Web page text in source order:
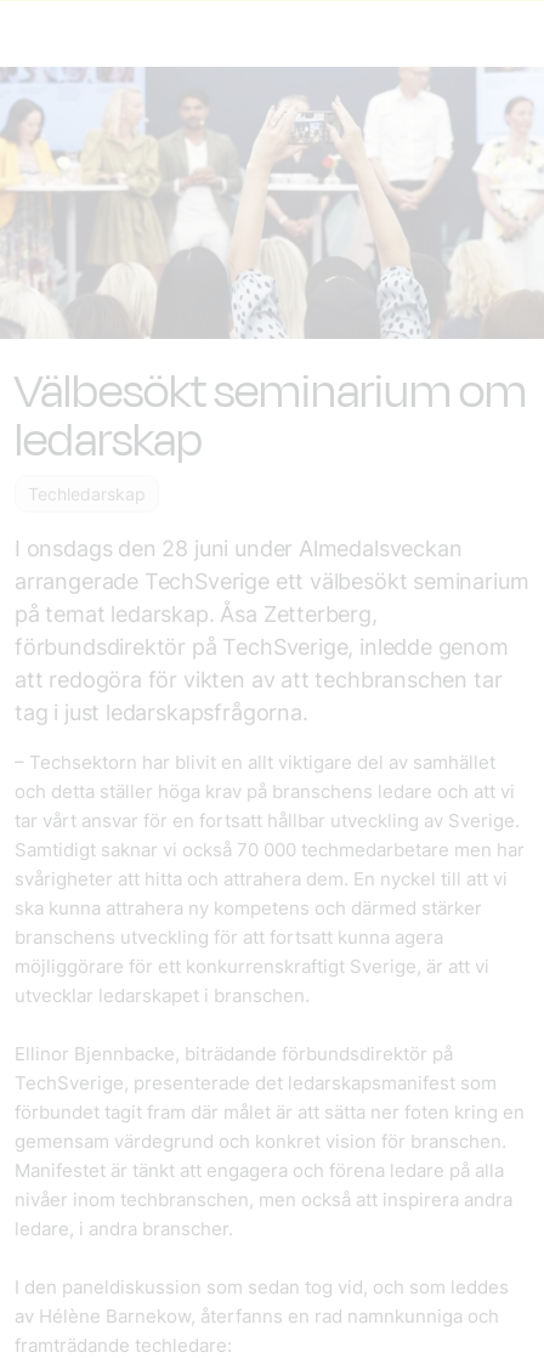
Välbesökt seminarium om
ledarskap
Techledarskap
I onsdags den 28 juni under Almedalsveckan
arrangerade TechSverige ett välbesökt seminarium
på temat ledarskap. Åsa Zetterberg,
förbundsdirektör på TechSverige, inledde genom
att redogöra för vikten av att techbranschen tar
tag i just ledarskapsfrågorna.
– Techsektorn har blivit en allt viktigare del av samhället
och detta ställer höga krav på branschens ledare och att vi
tar vårt ansvar för en fortsatt hållbar utveckling av Sverige.
Samtidigt saknar vi också 70 000 techmedarbetare men har
svårigheter att hitta och attrahera dem. ​En nyckel till att vi
ska kunna attrahera ny kompetens och därmed stärker
branschens utveckling för att fortsatt kunna agera
möjliggörare för ett konkurrenskraftigt Sverige, är att vi
utvecklar ledarskapet i branschen.
Ellinor Bjennbacke, biträdande förbundsdirektör på
TechSverige, presenterade det ledarskapsmanifest som
förbundet tagit fram där målet är att sätta ner foten kring en
gemensam värdegrund och konkret vision för branschen.
Manifestet är tänkt att engagera och förena ledare på alla
nivåer inom techbranschen, men också att inspirera andra
ledare, i andra branscher.
I den paneldiskussion som sedan tog vid, och som leddes
av Hélène Barnekow, återfanns en rad namnkunniga och
framträdande techledare: